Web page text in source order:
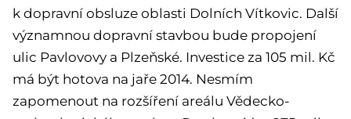
k dopravní obsluze oblasti Dolních Vítkovic. Další
významnou dopravní stavbou bude propojení
ulic Pavlovovy a Plzeňské. Investice za 105 mil. Kč
má být hotova na jaře 2014. Nesmím
zapomenout na rozšíření areálu Vědecko-